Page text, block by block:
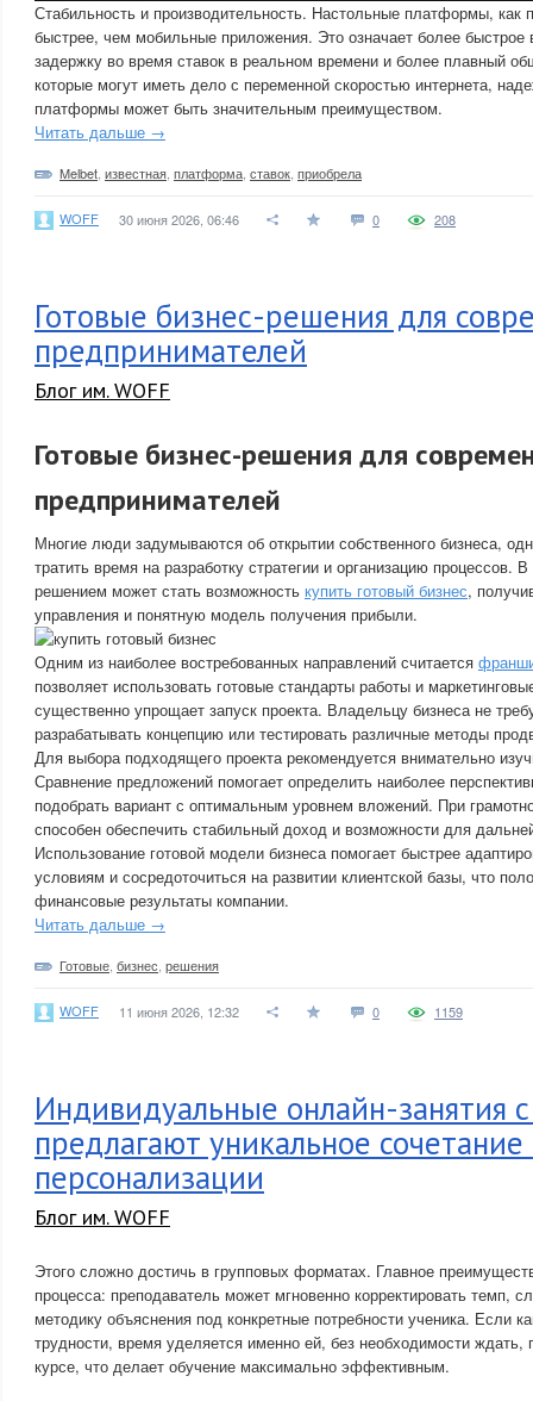
Стабильность и производительность. Настольные платформы, как
быстрее, чем мобильные приложения. Это означает более
задержку во время ставок в реальном времени и более плавный
которые могут иметь дело с переменной скоростью интернета,
платформы может быть значительным преимуществом.
Читать дальше →
Melbet известная платформа ставок приобрела
WOFF 30 июня 2026, 06:46 0 208
Готовые бизнес-решения для
предпринимателей
Блог им. WOFF
Готовые бизнес-решения для
предпринимателей
Многие люди задумываются об открытии собственного бизнеса,
тратить время на разработку стратегии и организацию процессов.
решением может стать возможность купить готовый бизнес,
управления и понятную модель получения прибыли.
Одним из наиболее востребованных направлений считается
позволяет использовать готовые стандарты работы и
существенно упрощает запуск проекта. Владельцу бизнеса не
разрабатывать концепцию или тестировать различные методы
Для выбора подходящего проекта рекомендуется внимательно
Сравнение предложений помогает определить наиболее
подобрать вариант с оптимальным уровнем вложений. При
способен обеспечить стабильный доход и возможности для
Использование готовой модели бизнеса помогает быстрее
условиям и сосредоточиться на развитии клиентской базы, что
финансовые результаты компании.
Читать дальше →
Готовые бизнес решения
WOFF 11 июня 2026, 12:32 0 1159
Индивидуальные онлайн-занятия
предлагают уникальное
персонализации
Блог им. WOFF
Этого сложно достичь в групповых форматах. Главное
процесса: преподаватель может мгновенно корректировать темп,
методику объяснения под конкретные потребности ученика. Если
трудности, время уделяется именно ей, без необходимости
курсе, что делает обучение максимально эффективным.